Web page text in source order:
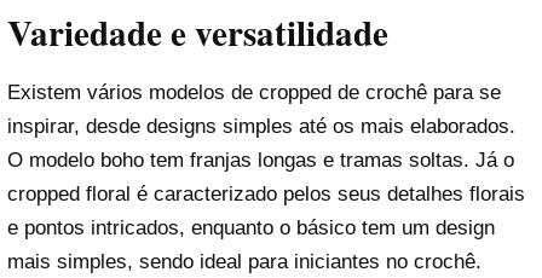
Variedade e versatilidade
Existem vários modelos de cropped de crochê para se
inspirar, desde designs simples até os mais elaborados.
O modelo boho tem franjas longas e tramas soltas. Já o
cropped floral é caracterizado pelos seus detalhes florais
e pontos intricados, enquanto o básico tem um design
mais simples, sendo ideal para iniciantes no crochê.